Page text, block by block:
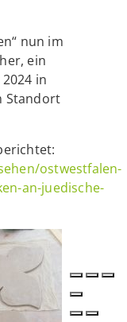
nun im
ein
in
Standort
ostwestfalen-
an-juedische-